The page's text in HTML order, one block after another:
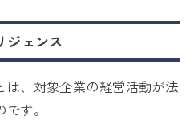
ジェンス
は、対象企業の経営活動が法
す。